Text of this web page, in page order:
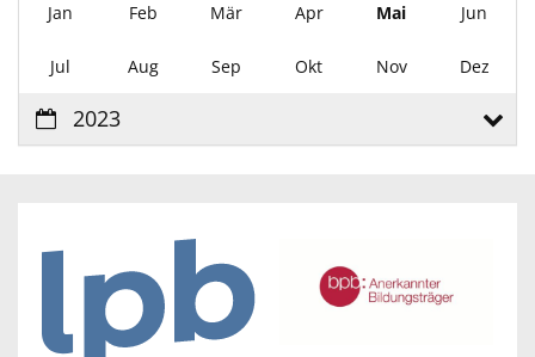
Jan Feb Mär Apr Mai Jun
Jul Aug Sep Okt Nov Dez
2023